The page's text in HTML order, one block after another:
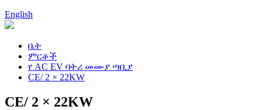
English
ቤት
ምርቶች
የ AC EV ባትሪ መሙያ ጣቢያ
CE/ 2 × 22KW
CE/ 2 × 22KW